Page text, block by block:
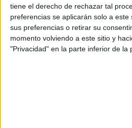
tiene el derecho de rechazar tal
preferencias se aplicarán solo a
sus preferencias o retirar su
momento volviendo a este sitio y
"Privacidad" en la parte inferior de la
Divulgación
Dossier
Webs
Comunicados